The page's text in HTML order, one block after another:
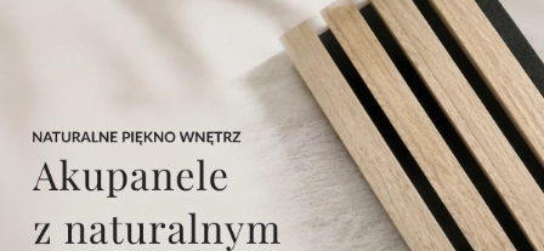
Wybierz coś dla siebie z naszej aktualnej oferty lub
zaloguj się, aby przywrócić dodane produkty do listy
z poprzedniej sesji.